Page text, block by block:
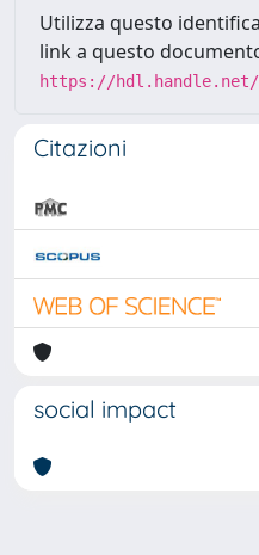
Utilizza questo
link a questo
https://hdl.handle.net/
Citazioni
social impact